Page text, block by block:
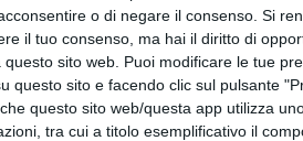
o di negare il consenso. Si
il tuo consenso, ma hai il diritto di
sito web. Puoi modificare le tue
questo sito e facendo clic sul pulsante
questo sito web/questa app utilizza
tra cui a titolo esemplificativo il
Ancora possibile